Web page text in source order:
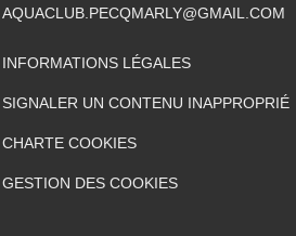
AQUACLUB.PECQMARLY@GMAIL.COM
INFORMATIONS LÉGALES
SIGNALER UN CONTENU INAPPROPRIÉ
CHARTE COOKIES
GESTION DES COOKIES